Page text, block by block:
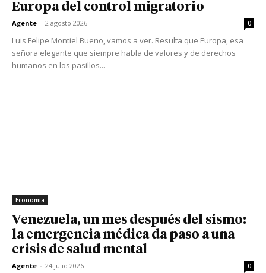
Europa del control migratorio
Agente - 2 agosto 2026 0
Luis Felipe Montiel Bueno, vamos a ver. Resulta que Europa, esa
señora elegante que siempre habla de valores y de derechos
humanos en los pasillos...
Economia
Venezuela, un mes después del sismo:
la emergencia médica da paso a una
crisis de salud mental
Agente - 24 julio 2026 0